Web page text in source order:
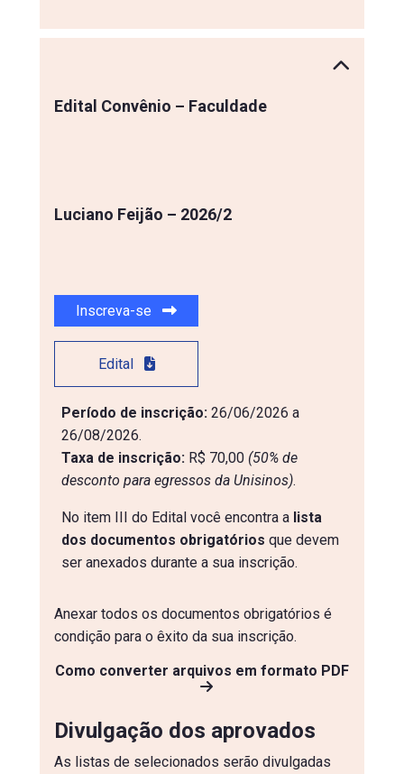
Edital Convênio – Faculdade
Luciano Feijão – 2026/2
Inscreva-se
Edital
Período de inscrição: 26/06/2026 a
26/08/2026.
Taxa de inscrição: R$ 70,00 (50% de
desconto para egressos da Unisinos).
No item III do Edital você encontra a lista
dos documentos obrigatórios que devem
ser anexados durante a sua inscrição.
Anexar todos os documentos obrigatórios é
condição para o êxito da sua inscrição.
Como converter arquivos em formato PDF
Divulgação dos aprovados
As listas de selecionados serão divulgadas